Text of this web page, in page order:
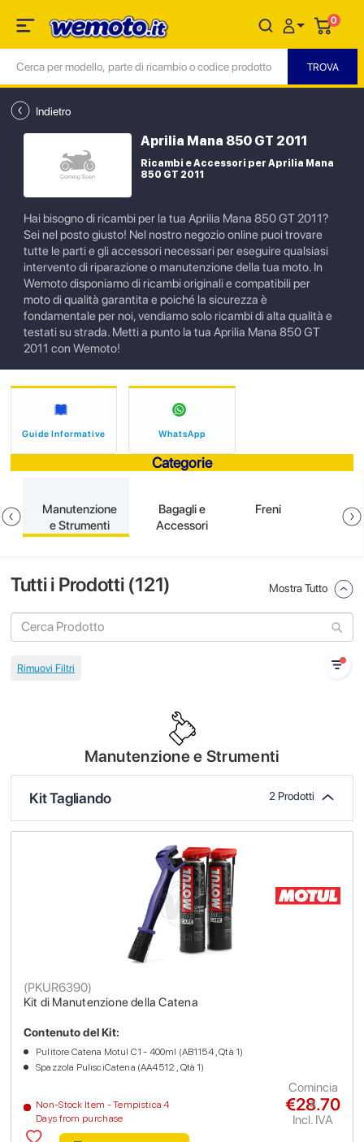
0
Indietro
Aprilia Mana 850 GT 2011
Ricambi e Accessori per Aprilia Mana
850 GT 2011
Hai bisogno di ricambi per la tua Aprilia Mana 850 GT 2011?
Sei nel posto giusto! Nel nostro negozio online puoi trovare
tutte le parti e gli accessori necessari per eseguire qualsiasi
intervento di riparazione o manutenzione della tua moto. In
Wemoto disponiamo di ricambi originali e compatibili per
moto di qualità garantita e poiché la sicurezza è
fondamentale per noi, vendiamo solo ricambi di alta qualità e
testati su strada. Metti a punto la tua Aprilia Mana 850 GT
2011 con Wemoto!
Guide Informative WhatsApp
Categorie
Manutenzione
e Strumenti
Bagagli e
Accessori
Freni
Tutti i Prodotti (121) Mostra Tutto
Manutenzione e Strumenti
Kit Tagliando 2 Prodotti
Kit di Manutenzione della Catena
(PKUR6390)
Non-Stock Item - Tempistica 4
Days from purchase
Contenuto del Kit:
Pulitore Catena Motul C1 - 400ml (AB1154 , Qtà 1)
Spazzola PulisciCatena (AA4512 , Qtà 1)
€28.70
Incl. IVA
Comincia
a